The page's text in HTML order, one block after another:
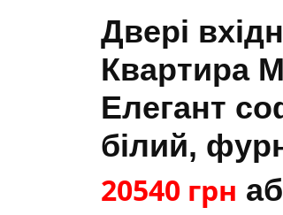
Двері
Квартира
Елегант
білий,
20540 грн